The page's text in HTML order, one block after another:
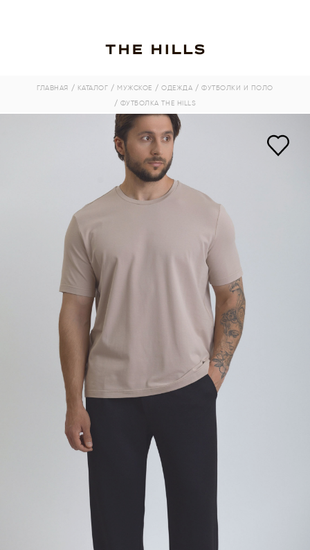
ГЛАВНАЯ / КАТАЛОГ / МУЖСКОЕ / ОДЕЖДА / ФУТБОЛКИ И ПОЛО
/ ФУТБОЛКА THE HILLS